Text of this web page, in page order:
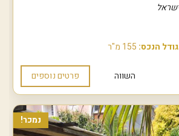
גודל הנכס: 155 מ"ר
השווה פרטים נוספים
נמכר!